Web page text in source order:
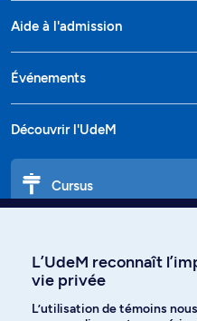
Aide à l'admission
Événements
Découvrir l'UdeM
Cursus
L’UdeM reconnaît
vie privée
L’utilisation de témoins